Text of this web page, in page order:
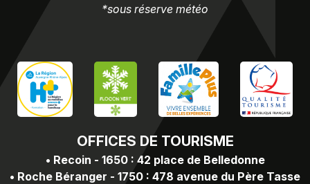
OFFICES DE TOURISME
• Recoin - 1650 : 42 place de Belledonne
• Roche Béranger - 1750 : 478 avenue du Père Tasse
*sous réserve météo